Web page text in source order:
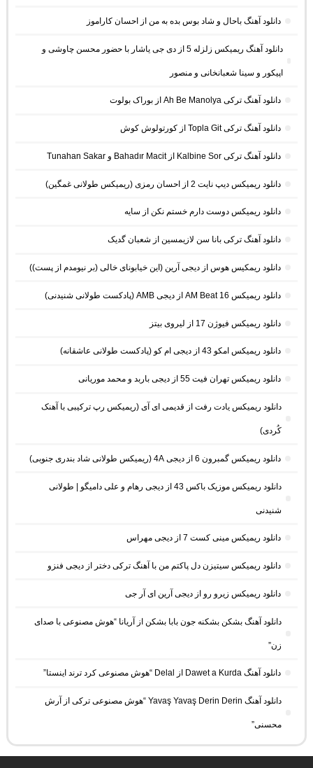
دانلود آهنگ باحال و شاد بوس بده به من از احسان کاراموز
دانلود آهنگ ریمیکس زلزله 5 از دی جی یاشار با حضور محسن چاوشی و
اپیکور و سینا شعبانخانی و منصور
دانلود آهنگ ترکی Ah Be Manolya از بوراک بولوت
دانلود آهنگ ترکی Topla Git از کورتولوش کوش
دانلود آهنگ ترکی Kalbine Sor از Bahadır Macit و Tunahan Sakar
دانلود ریمیکس دیپ نایت 2 از احسان رمزی (ریمیکس طولانی غمگین)
دانلود ریمیکس دوست دارم خستم نکن از سایه
دانلود آهنگ ترکی بانا سن لازیمسین از شعبان گدیک
دانلود ریمکیس هوس از دیجی آرین (این خیابونای خالی (بر نیومدم از پست))
دانلود ریمیکس AM Beat 16 از دیجی AMB (پادکست طولانی شنیدنی)
دانلود ریمیکس فیوژن 17 از لیروی بیتز
دانلود ریمیکس امکو 43 از دیجی ام کو (پادکست طولانی عاشقانه)
دانلود ریمیکس تهران فیت 55 از دیجی باربد و محمد موریانی
دانلود ریمیکس یادت رفت از قدیمی ای آی (ریمیکس رپ ترکیبی با آهنک
کُردی)
دانلود ریمیکس گمبرون 6 از دیجی 4A (ریمیکس طولانی شاد بندری جنوبی)
دانلود ریمیکس موزیک باکس 43 از دیجی رهام و علی دامیگو | طولانی
شنیدنی
دانلود ریمیکس مینی کست 7 از دیجی مهراس
دانلود ریمیکس سیتیزن دل پاکتم من با آهنگ ترکی دختر از دیجی فنزو
دانلود ریمیکس زیرو رو از دیجی آرین ای آر جی
دانلود آهنگ بشکن بشکنه جون بابا بشکن از آریانا “هوش مصنوعی با صدای
زن”
دانلود آهنگ Dawet a Kurda از Delal “هوش مصنوعی کرد ترند اینستا”
دانلود آهنگ Yavaş Yavaş Derin Derin “هوش مصنوعی ترکی از آرش
محسنی”